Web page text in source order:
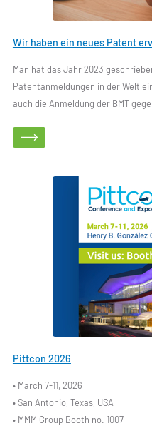
Wir haben ein neues Patent
Man hat das Jahr 2023
Patentanmeldungen in der Welt
auch die Anmeldung der BMT
Pittcon 2026
• March 7-11, 2026
• San Antonio, Texas, USA
• MMM Group Booth no. 1007